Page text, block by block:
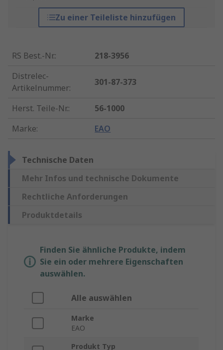
Zu einer Teileliste hinzufügen
RS Best.-Nr.:
218-3956
Distrelec-
Artikelnummer:
301-87-373
Herst. Teile-Nr.:
56-1000
Marke: EAO
Technische Daten
Mehr Infos und technische Dokumente
Rechtliche Anforderungen
Produktdetails
Finden Sie ähnliche Produkte, indem
Sie ein oder mehrere Eigenschaften
auswählen.
Alle auswählen
Marke
EAO
Produkt Typ